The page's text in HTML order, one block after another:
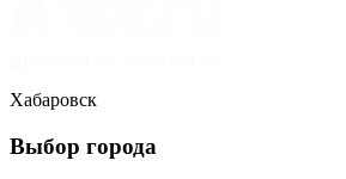
Хабаровск
Выбор города
Бренды
Клиентам